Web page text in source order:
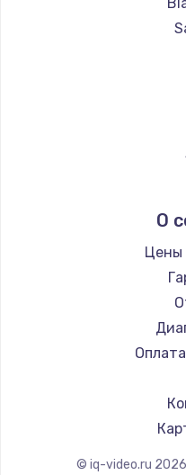
Ремонт
О
Цены
© iq-video.ru 2026